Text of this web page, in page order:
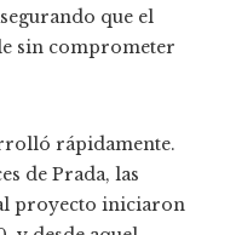
que el
sin comprometer
rápidamente.
de Prada, las
proyecto iniciaron